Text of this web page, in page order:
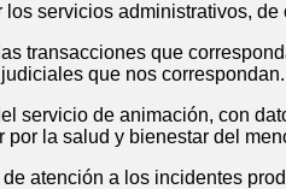
los servicios administrativos,
transacciones que
que nos correspondan.
servicio de animación, con
por la salud y bienestar del
atención a los incidentes